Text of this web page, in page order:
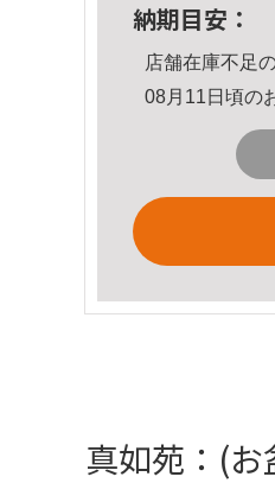
納期目安：
店舗在庫不足
08月11日頃の
真如苑：(